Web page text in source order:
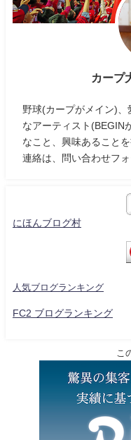
カープ
野球(カープがメイン)、
なアーティスト(BEGIN
なこと、興味あること
連絡は、問い合わせフ
にほんブログ村
人気ブログランキング
FC2 ブログランキング
こ